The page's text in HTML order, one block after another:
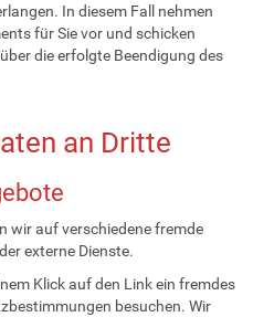
In diesem Fall nehmen
für Sie vor und schicken
die erfolgte Beendigung des
an Dritte
wir auf verschiedene fremde
externe Dienste.
Klick auf den Link ein fremdes
besuchen. Wir